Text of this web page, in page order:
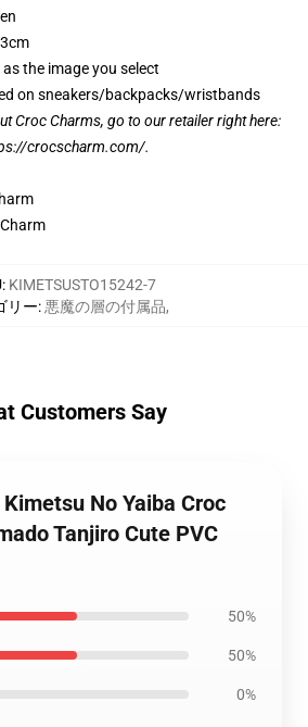
the image you select
on sneakers/backpacks/wristbands
Croc Charms, go to our retailer right here:
crocscharm.com/.
: KIMETSUSTO15242-7
リー: 悪魔の層の付属品,
Customers Say
No Yaiba Croc
Tanjiro Cute PVC
50%
50%
0%